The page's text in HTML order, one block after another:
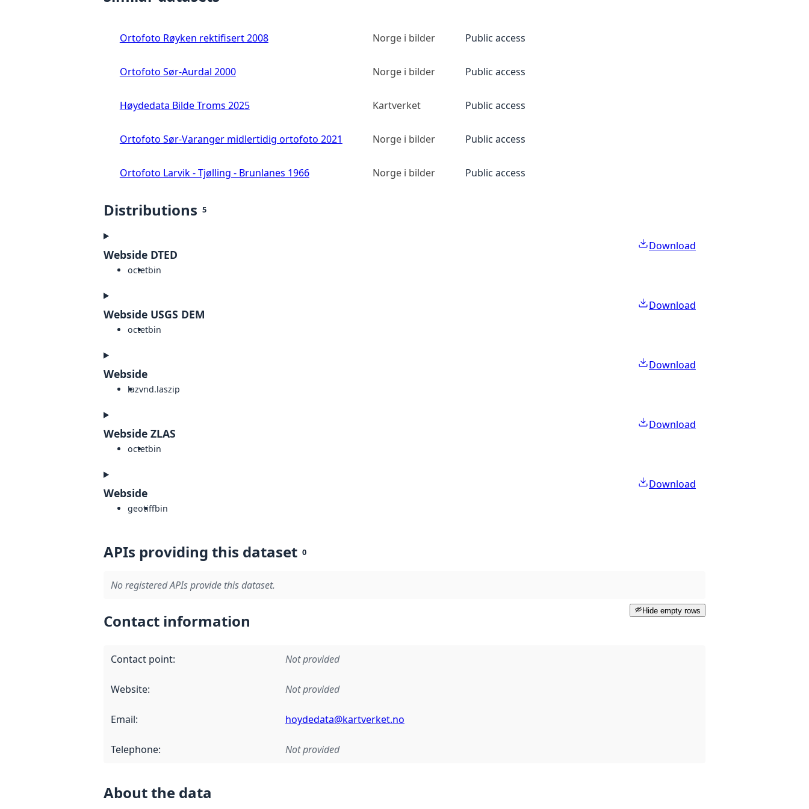
Ortofoto Røyken rektifisert 2008 Norge i bilder Public access
Ortofoto Sør-Aurdal 2000 Norge i bilder Public access
Høydedata Bilde Troms 2025 Kartverket Public access
Ortofoto Sør-Varanger midlertidig ortofoto 2021 Norge i bilder Public access
Ortofoto Larvik - Tjølling - Brunlanes 1966 Norge i bilder Public access
Distributions 5
Webside DTED
octetbin
Download
Webside USGS DEM
octetbin
Download
Webside
lazvnd.laszip
Download
Webside ZLAS
octetbin
Download
Webside
geotiffbin
Download
APIs providing this dataset 0
No registered APIs provide this dataset.
Hide empty rows
Contact information
Contact point: Not provided
Website: Not provided
Email: hoydedata@kartverket.no
Telephone: Not provided
About the data